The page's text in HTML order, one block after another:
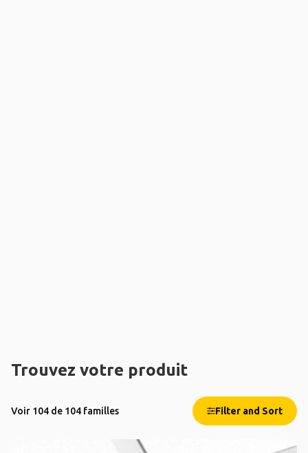
Trouvez votre produit
Voir 104 de 104 familles Filter and Sort